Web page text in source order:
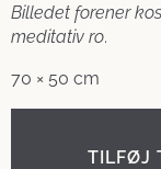
Billedet forener
meditativ ro.
70 × 50 cm
TILFØJ